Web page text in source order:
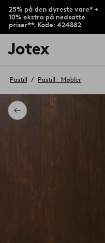
25% på den dyreste vare* +
10% ekstra på nedsatte
priser**. Kode: 424882
Jotex
logo
til
Tilbage
Pastill Pastill - Møbler